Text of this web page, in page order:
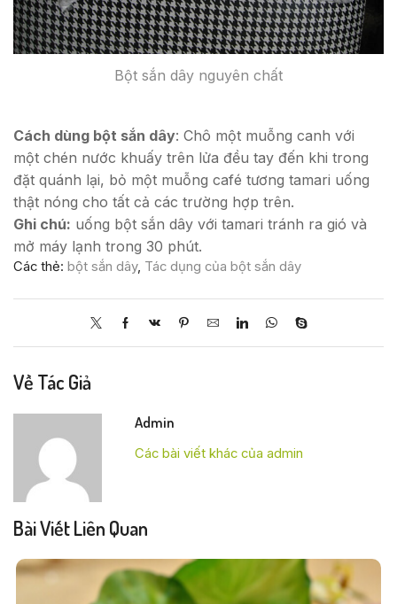
Bột sắn dây nguyên chất
Cách dùng bột sắn dây: Chô một muỗng canh với
một chén nước khuấy trên lửa đều tay đến khi trong
đặt quánh lại, bỏ một muỗng café tương tamari uống
thật nóng cho tất cả các trường hợp trên.
Ghi chú: uống bột sắn dây với tamari tránh ra gió và
mở máy lạnh trong 30 phút.
Các thẻ: bột sắn dây, Tác dụng của bột sắn dây
Về Tác Giả
Admin
Các bài viết khác của admin
Bài Viết Liên Quan